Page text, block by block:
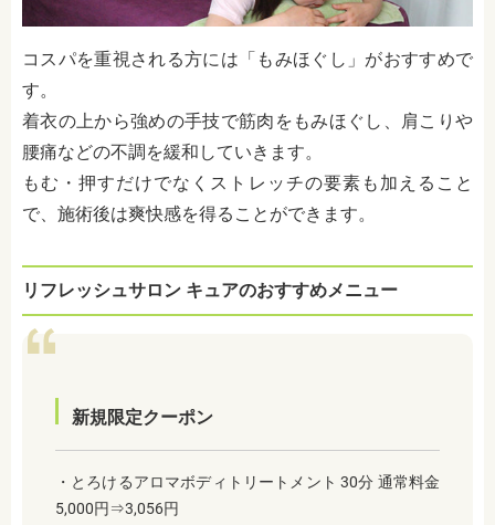
コスパを重視される方には「もみほぐし」がおすすめで
す。
着衣の上から強めの手技で筋肉をもみほぐし、肩こりや
腰痛などの不調を緩和していきます。
もむ・押すだけでなくストレッチの要素も加えること
で、施術後は爽快感を得ることができます。
リフレッシュサロン キュアのおすすめメニュー
新規限定クーポン
・とろけるアロマボディトリートメント 30分 通常料金
5,000円⇒3,056円